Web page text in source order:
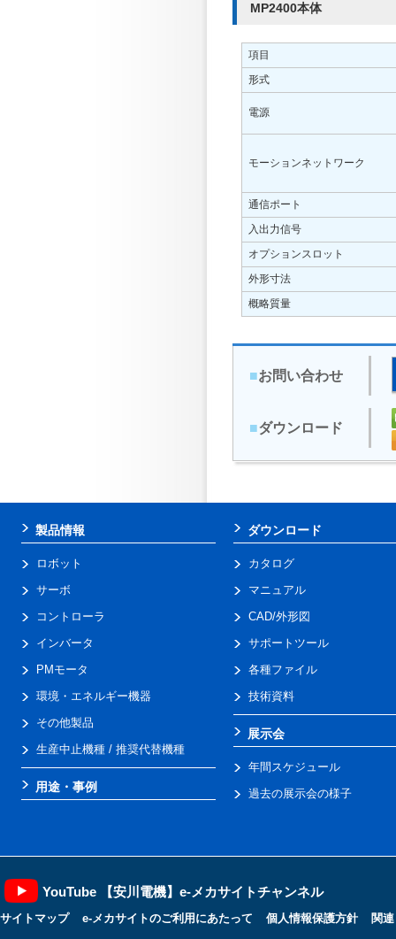
MP2400本体
項目
形式
電源
モーションネットワーク
通信ポート
入出力信号
オプションスロット
外形寸法
概略質量
■お問い合わせ
■ダウンロード
製品情報
ロボット
サーボ
コントローラ
インバータ
PMモータ
環境・エネルギー機器
その他製品
生産中止機種 / 推奨代替機種
用途・事例
ダウンロード
カタログ
マニュアル
CAD/外形図
サポートツール
各種ファイル
技術資料
展示会
年間スケジュール
過去の展示会の様子
YouTube 【安川電機】e-メカサイトチャンネル
サイトマップ e-メカサイトのご利用にあたって 個人情報保護方針 関